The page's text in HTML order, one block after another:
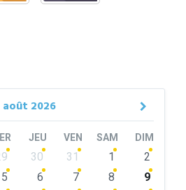
août 2026
JEU VEN SAM DIM
30 31 1
2
5 6 7 8
9